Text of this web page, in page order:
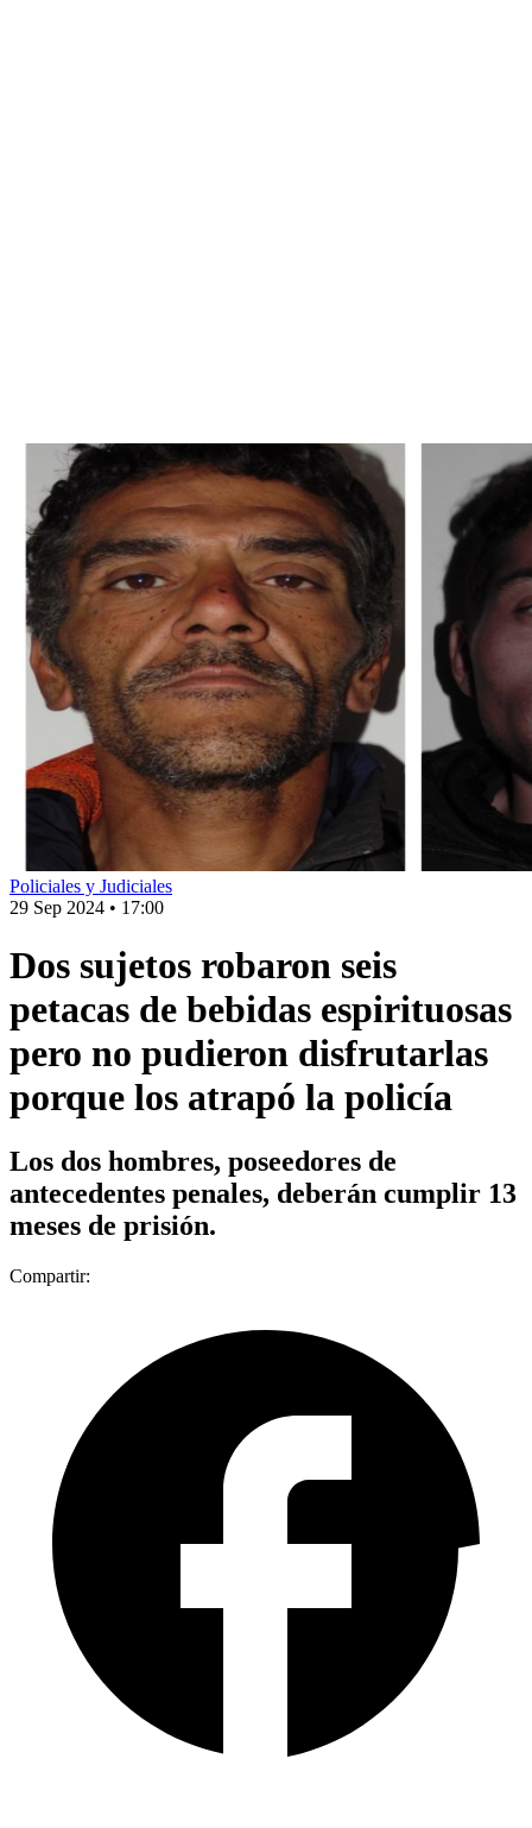
Policiales y Judiciales
29 Sep 2024 • 17:00
Dos sujetos robaron seis
petacas de bebidas espirituosas
pero no pudieron disfrutarlas
porque los atrapó la policía
Los dos hombres, poseedores de
antecedentes penales, deberán cumplir 13
meses de prisión.
Compartir: